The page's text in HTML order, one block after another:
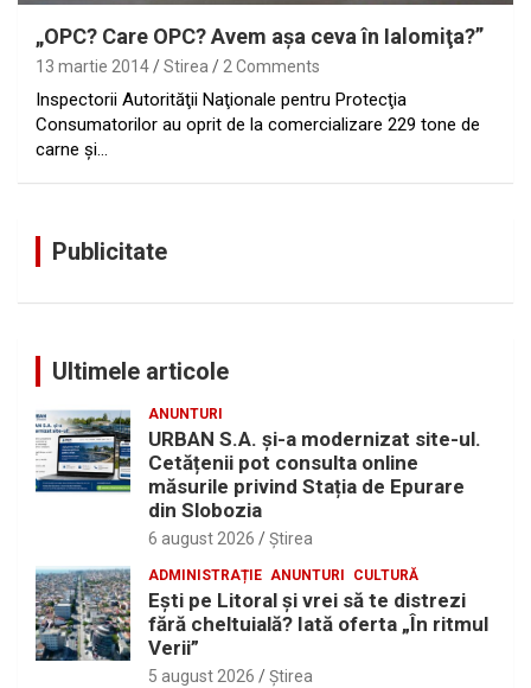
„OPC? Care OPC? Avem aşa ceva în Ialomiţa?”
13 martie 2014 Stirea 2 Comments
Inspectorii Autorităţii Naţionale pentru Protecţia
Consumatorilor au oprit de la comercializare 229 tone de
carne şi…
Publicitate
Ultimele articole
ANUNTURI
URBAN S.A. și-a modernizat site-ul.
Cetățenii pot consulta online
măsurile privind Stația de Epurare
din Slobozia
6 august 2026 Ştirea
ADMINISTRAȚIE ANUNTURI CULTURĂ
Eşti pe Litoral şi vrei să te distrezi
fără cheltuială? Iată oferta „În ritmul
Verii”
5 august 2026 Ştirea